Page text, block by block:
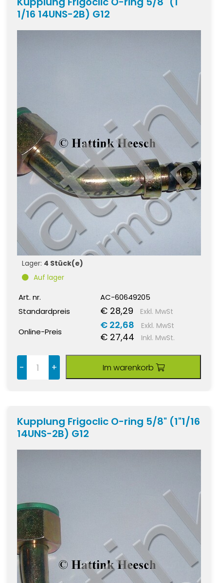
1/16 14UNS-2B) G12
Lager: 4 Stück(e)
Auf lager
Art. nr.
AC-60649205
Standardpreis
€ 28,29 Exkl. MwSt
Online-Preis
€ 22,68 Exkl. MwSt
€ 27,44 Inkl. MwSt.
- + Im warenkorb
Kupplung Frigoclic O-ring 5/8" (1"1/16
14UNS-2B) G12